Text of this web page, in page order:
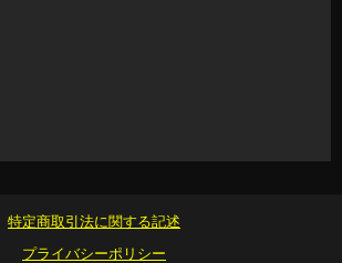
特定商取引法に関する記述
プライバシーポリシー